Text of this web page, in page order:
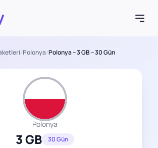
/Polonya/Polonya – 3 GB – 30 Gün
Polonya
3 GB 30 Gün